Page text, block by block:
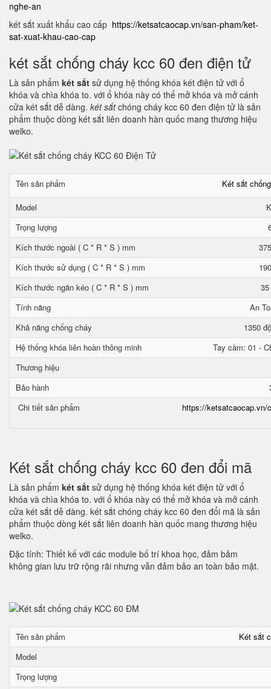
nghe-an
két sắt xuất khẩu cao cấp https://ketsatcaocap.vn/san-pham/ket-
sat-xuat-khau-cao-cap
két sắt chống cháy kcc 60 đen điện tử
Là sản phẩm két sắt sử dụng hệ thống khóa két điện tử với ổ
khóa và chìa khóa to. với ổ khóa này có thể mở khóa và mở cánh
cửa két sắt dễ dàng. két sắtchóng cháy kcc 60 đen điện tử là sản
phẩm thuộc dòng két sắt liên doanh hàn quốc mang thương hiệu
welko.
Tên sản phẩm Két sắt
Model
Trọng lượng
Kích thước ngoài ( C * R * S ) mm
Kích thước sử dụng ( C * R * S ) mm
Kích thước ngăn kéo ( C * R * S ) mm
Tính năng
An
Khả năng chống cháy
1350
Hệ thống khóa liên hoàn thông minh
Tay cầm: 01 -
Thương hiệu
Bảo hành
Chi tiết sản phẩm
https://ketsatcaocap.vn/
Két sắt chống cháy kcc 60 đen đổi mã
Là sản phẩm két sắt sử dụng hệ thống khóa két điện tử với ổ
khóa và chìa khóa to. với ổ khóa này có thể mở khóa và mở cánh
cửa két sắt dễ dàng. két sắt chóng cháy kcc 60 đen đổi mã là sản
phẩm thuộc dòng két sắt liên doanh hàn quốc mang thương hiệu
welko.
Đặc tính: Thiết kế với các module bố trí khoa học, đảm bảm
không gian lưu trữ rộng rãi nhưng vẫn đảm bảo an toàn bảo mật.
Tên sản phẩm
Két sắt
Model
Trọng lượng